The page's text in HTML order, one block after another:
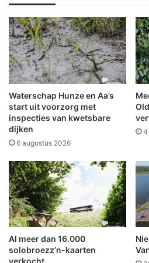
n
e
e
n
n
i
e
u
w
b
e
g
n
z
i
j
d
i
g
o
n
g
e
v
a
i
n
O
o
s
t
w
o
Waterschap Hunze en Aa’s
start uit voorzorg met
inspecties van kwetsbare
dijken
6 augustus 2026
4
Al meer dan 16.000
solobroezz’n-kaarten
verkocht